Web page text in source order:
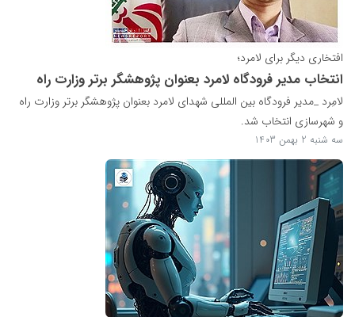
افتخاری دیگر برای لامرد؛
انتخاب مدیر فرودگاه لامرد بعنوان پژوهشگر برتر وزارت راه
لامِرد _مدیر فرودگاه بین المللی شهدای لامرد بعنوان پژوهشگر برتر وزارت راه
و شهرسازی انتخاب شد.
سه شنبه 2 بهمن 1403